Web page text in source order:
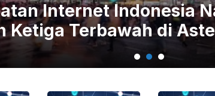
Naik tapi Masih
Asteng